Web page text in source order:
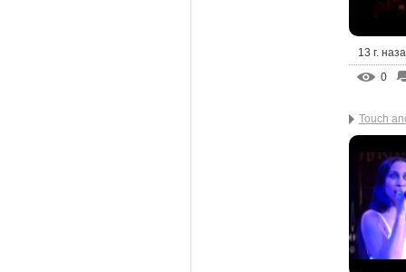
13 г.
0
Touch